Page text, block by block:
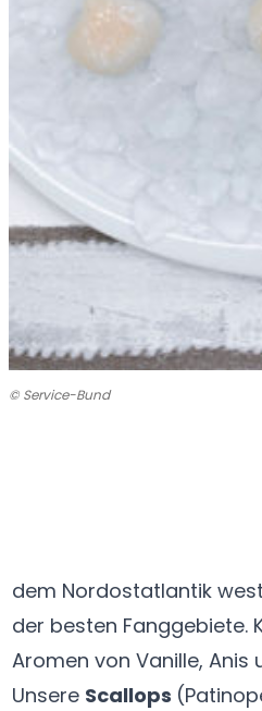
© Service-Bund
dem Nordostatlantik
der besten Fanggebiete.
Aromen von Vanille, Anis
Unsere Scallops